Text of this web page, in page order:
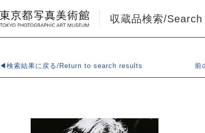
収蔵品検索/
◀検索結果に戻る/Return to search results 前